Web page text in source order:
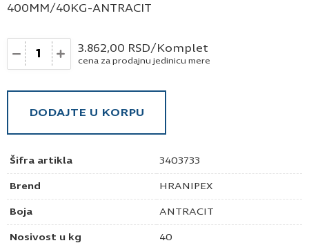
Šifra artikla 3403733
Brend HRANIPEX
Boja ANTRACIT
Nosivost u kg 40
400MM/40KG-ANTRACIT
Količina 3.862,00 RSD/Komplet
cena za prodajnu jedinicu mere
DODAJTE U KORPU